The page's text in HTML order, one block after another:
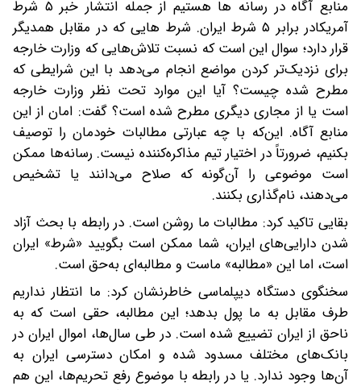
منابع آگاه در رسانه ها هستیم از جمله انتشار خبر ۵ شرط
آمریکادر برابر ۵ شرط ایران. شرط هایی که در مقابل همدیگر
قرار دارد؛ سوال این است که نسبت تلاش‌هایی که وزارت خارجه
برای نزدیک‌تر کردن مواضع انجام می‌دهد با این شرایطی که
مطرح شده چیست؟ آیا این موارد تحت نظر وزارت خارجه
است یا از مجاری دیگری مطرح شده است؟ گفت: امان از این
منابع آگاه. این‌که با چه عبارتی مطالبات خودمان را توصیف
بکنیم، ضرورتاً در اختیار تیم مذاکره‌کننده نیست. رسانه‌ها ممکن
است موضوعی را آن‌گونه که صلاح می‌دانند یا تشخیص
می‌دهند، نام‌گذاری بکنند.
بقایی تاکید کرد: مطالبات ما روشن است. در رابطه با بحث آزاد
شدن دارایی‌های ایران، شما ممکن است بگویید «شرط» ایران
است، اما این «مطالبه» ماست و مطالبه‌ای به‌حق است.
سخنگوی دستگاه دیپلماسی خاطرنشان کرد: ما انتظار نداریم
طرف مقابل به ما پول بدهد؛ این مطالبه، حقی است که به
ناحق از ایران تضییع شده است. در طی سال‌ها، اموال ایران در
بانک‌های مختلف مسدود شده و امکان دسترسی ایران به
آن‌ها وجود ندارد. یا در رابطه با موضوع رفع تحریم‌ها، این هم